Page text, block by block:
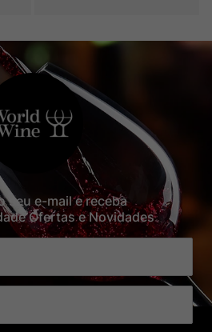
seu e-mail e receba
Ofertas e Novidades